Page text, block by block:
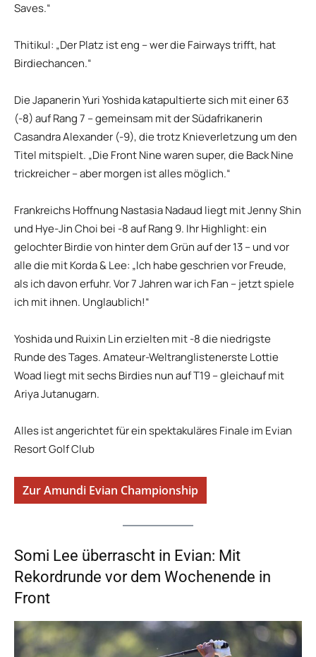
Saves.“
Thitikul: „Der Platz ist eng – wer die Fairways trifft, hat
Birdiechancen.“
Die Japanerin Yuri Yoshida katapultierte sich mit einer 63
(-8) auf Rang 7 – gemeinsam mit der Südafrikanerin
Casandra Alexander (-9), die trotz Knieverletzung um den
Titel mitspielt. „Die Front Nine waren super, die Back Nine
trickreicher – aber morgen ist alles möglich.“
Frankreichs Hoffnung Nastasia Nadaud liegt mit Jenny Shin
und Hye-Jin Choi bei -8 auf Rang 9. Ihr Highlight: ein
gelochter Birdie von hinter dem Grün auf der 13 – und vor
alle die mit Korda & Lee: „Ich habe geschrien vor Freude,
als ich davon erfuhr. Vor 7 Jahren war ich Fan – jetzt spiele
ich mit ihnen. Unglaublich!“
Yoshida und Ruixin Lin erzielten mit -8 die niedrigste
Runde des Tages. Amateur-Weltranglistenerste Lottie
Woad liegt mit sechs Birdies nun auf T19 – gleichauf mit
Ariya Jutanugarn.
Alles ist angerichtet für ein spektakuläres Finale im Evian
Resort Golf Club
Zur Amundi Evian Championship
Somi Lee überrascht in Evian: Mit
Rekordrunde vor dem Wochenende in
Front